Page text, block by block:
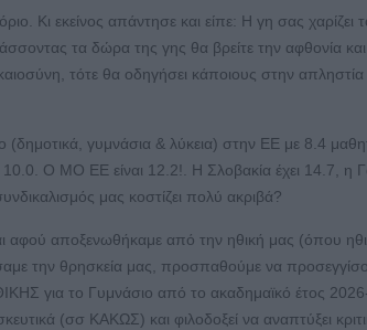
Κι εκείνος απάντησε και είπε: Η γη σας χαρίζει
τα δώρα της γης θα βρείτε την αφθονία
τότε θα οδηγήσει κάποιους στην
γυμνάσια & λύκεια) στην ΕΕ με 8.4
Ο ΜΟ ΕΕ είναι 12.2!. Η Σλοβακία έχει 14.7, η
μας κοστίζει πολύ ακριβά?
αποξενωθήκαμε από την ηθική μας (όπου
την θρησκεία μας, προσπαθούμε να
για το Γυμνάσιο από το ακαδημαϊκό έτος
(σσ ΚΑΚΩΣ) και φιλοδοξεί να αναπτύξει